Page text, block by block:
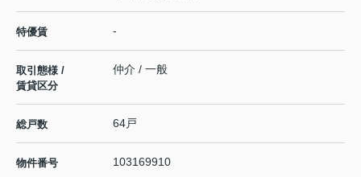
特優賃 -
取引態様 /
賃貸区分
仲介 / 一般
総戸数 64戸
物件番号 103169910